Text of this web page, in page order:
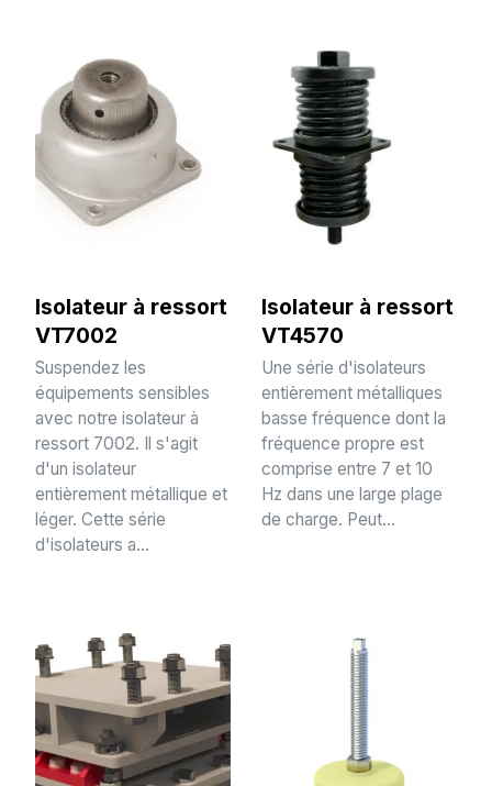
Isolateur à ressort
VT7002
Suspendez les
équipements sensibles
avec notre isolateur à
ressort 7002. Il s'agit
d'un isolateur
entièrement métallique et
léger. Cette série
d'isolateurs a...
Isolateur à ressort
VT4570
Une série d'isolateurs
entièrement métalliques
basse fréquence dont la
fréquence propre est
comprise entre 7 et 10
Hz dans une large plage
de charge. Peut...